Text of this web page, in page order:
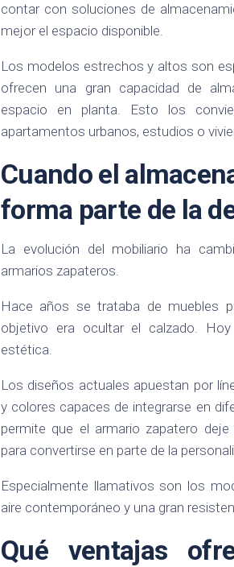
contar con soluciones de
mejor el espacio disponible.
Los modelos estrechos y altos son
ofrecen una gran capacidad de
espacio en planta. Esto los
apartamentos urbanos, estudios o
Cuando el
forma parte de la
La evolución del mobiliario ha
armarios zapateros.
Hace años se trataba de muebles
objetivo era ocultar el calzado.
estética.
Los diseños actuales apuestan por
y colores capaces de integrarse en
permite que el armario zapatero
para convertirse en parte de la
Especialmente llamativos son los
aire contemporáneo y una gran
Qué ventajas